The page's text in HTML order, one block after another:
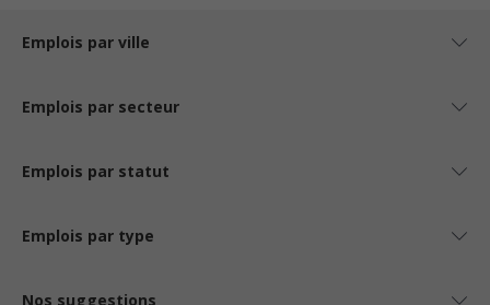
Emplois par ville
Emplois par secteur
Emplois par statut
Emplois par type
Nos suggestions